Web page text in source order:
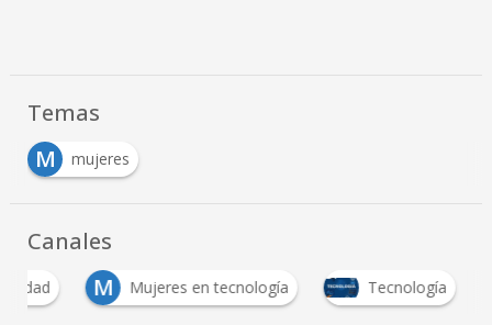
Temas
M
mujeres
Canales
M Mujeres en tecnología Tecnología